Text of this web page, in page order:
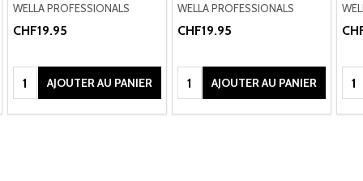
WELLA PROFESSIONALS
CHF19.95
Quantité:AJOUTER AU PANIER
WELLA PROFESSIONALS
CHF19.95
Quantité:AJOUTER AU PANIER